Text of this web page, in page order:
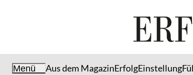
Menü Aus dem MagazinErfolgEinstellung